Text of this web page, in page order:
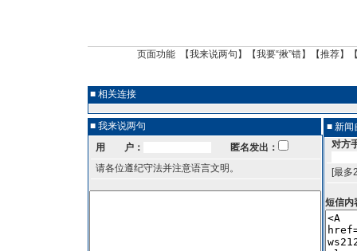
页面功能 【我来说两句 】【我要“揪”错】【推荐】
■ 相关连接
■ 我来说两句
用 户：
匿名发出：
请各位遵纪守法并注意语言文明。
■ 新闻
对方
[最多
短信内